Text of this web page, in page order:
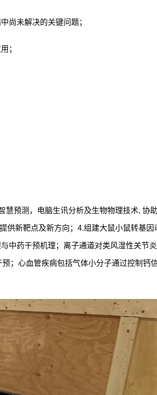
尚未解决的关键问题；
；
慧预测，电脑生讯分析及生物物理技术, 协
供新靶点及新方向；4.组建大鼠小鼠转基因
中药干预机理；离子通道对类风湿性关节
；心血管疾病包括气体小分子通过控制钙